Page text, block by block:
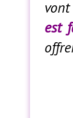
est